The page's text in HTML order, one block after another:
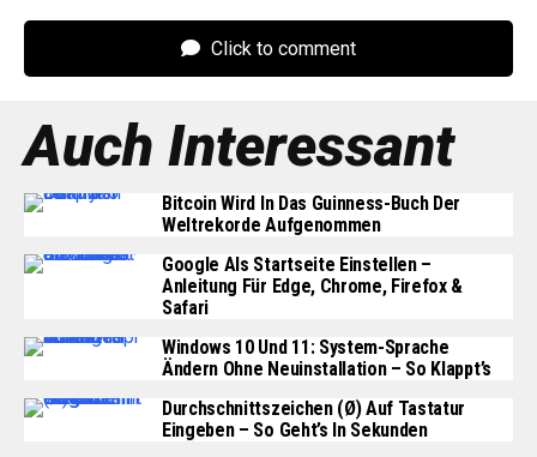
Click to comment
Auch Interessant
Bitcoin Wird In Das Guinness-Buch Der
Weltrekorde Aufgenommen
Google Als Startseite Einstellen –
Anleitung Für Edge, Chrome, Firefox &
Safari
Windows 10 Und 11: System-Sprache
Ändern Ohne Neuinstallation – So Klappt’s
Durchschnittszeichen (Ø) Auf Tastatur
Eingeben – So Geht’s In Sekunden